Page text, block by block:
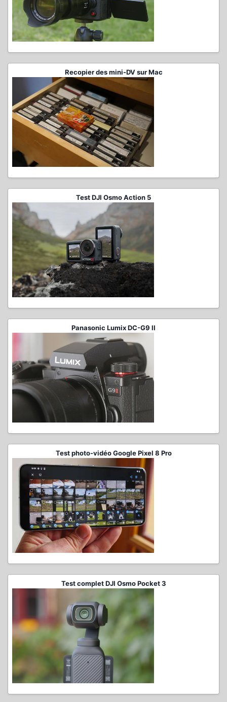
Recopier des mini-DV sur Mac
Test DJI Osmo Action 5
Panasonic Lumix DC-G9 II
Test photo-vidéo Google Pixel 8 Pro
Test complet DJI Osmo Pocket 3